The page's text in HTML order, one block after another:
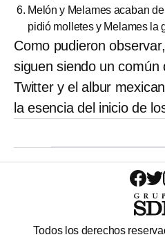
Melón y Melames acaban
pidió molletes y Melames la
Como pudieron observar,
siguen siendo un común
Twitter y el albur
la esencia del inicio de
Todos los derechos